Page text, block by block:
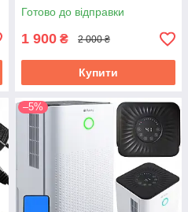
Готово до відправки
1 900 ₴ 2 000 ₴
Купити
–5%